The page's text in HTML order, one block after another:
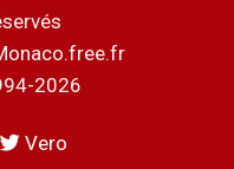
2026
Vero